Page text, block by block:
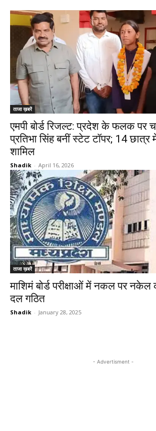
ताजा ख़बरें
एमपी बोर्ड रिजल्ट: प्रदेश के फलक पर
प्रतिभा सिंह बनीं स्टेट टॉपर; 14 छात्र
शामिल
Shadik - April 16, 2026
ताजा ख़बरें
माशिमं बोर्ड परीक्षाओं में नकल पर
दल गठित
Shadik - January 28, 2025
- Advertisment -